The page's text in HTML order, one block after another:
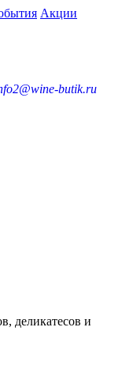
Акции
butik.ru
деликатесов и